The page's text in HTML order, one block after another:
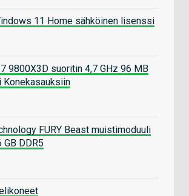
11 Home sähköinen lisenssi
9800X3D suoritin 4,7 GHz 96 MB
Konekasauksiin
FURY Beast muistimoduuli
GB DDR5